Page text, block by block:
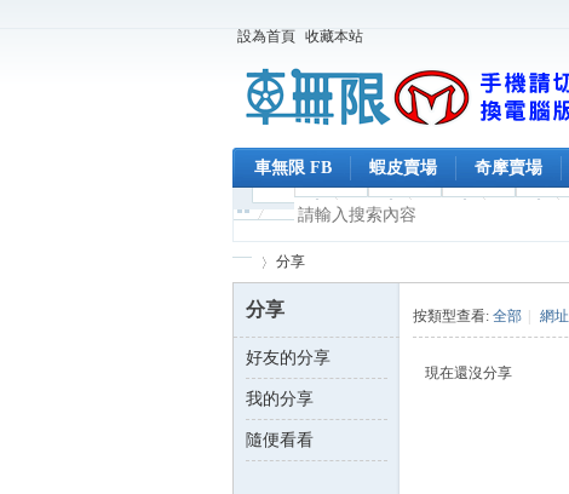
設為首頁 收藏本站
車無限 FB 蝦皮賣場 奇摩賣場
車 ›
分享
分享
好友的分享
我的分享
隨便看看
按類型查看: 全部 網址
現在還沒分享